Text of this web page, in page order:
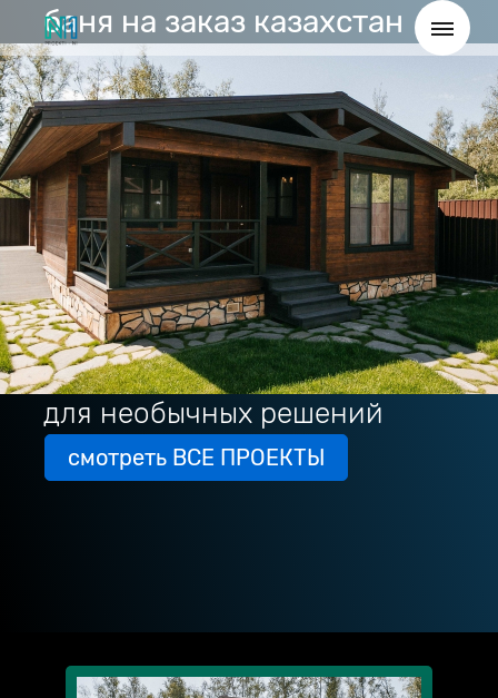
баня на заказ казахстан
для необычных решений
смотреть ВСЕ ПРОЕКТЫ